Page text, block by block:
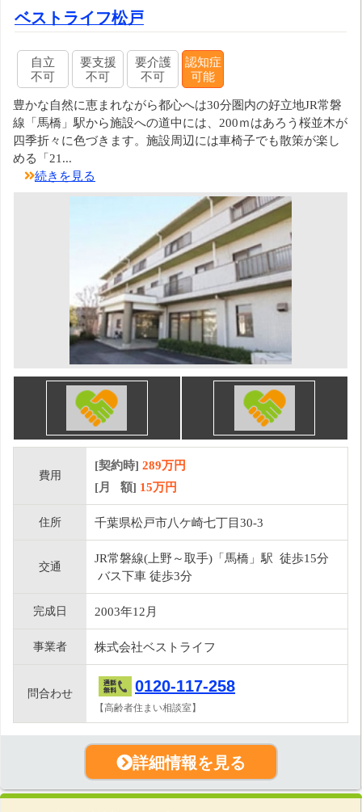
ベストライフ松戸
自立
不可
要支援
不可
要介護
不可
認知症
可能
豊かな自然に恵まれながら都心へは30分圏内の好立地JR常磐
線「馬橋」駅から施設への道中には、200ｍはあろう桜並木が
四季折々に色づきます。施設周辺には車椅子でも散策が楽し
める「21...
続きを見る
費用
[契約時] 289万円
[月 額] 15万円
住所 千葉県松戸市八ケ崎七丁目30-3
交通
JR常磐線(上野～取手)「馬橋」駅 徒歩15分
バス下車 徒歩3分
完成日 2003年12月
事業者 株式会社ベストライフ
問合わせ 0120-117-258
【高齢者住まい相談室】
詳細情報を見る